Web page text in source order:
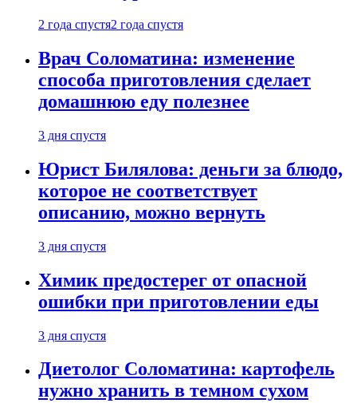
2 года спустя2 года спустя
Врач Соломатина: изменение
способа приготовления сделает
домашнюю еду полезнее
3 дня спустя
Юрист Билялова: деньги за блюдо,
которое не соответствует
описанию, можно вернуть
3 дня спустя
Химик предостерег от опасной
ошибки при приготовлении еды
3 дня спустя
Диетолог Соломатина: картофель
нужно хранить в темном сухом